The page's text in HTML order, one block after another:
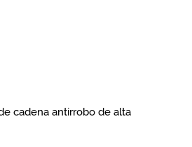
cadena antirrobo de alta